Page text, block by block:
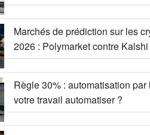
Marchés de prédiction sur les
2026 : Polymarket contre Kalshi
Règle 30% : automatisation
votre travail automatiser ?